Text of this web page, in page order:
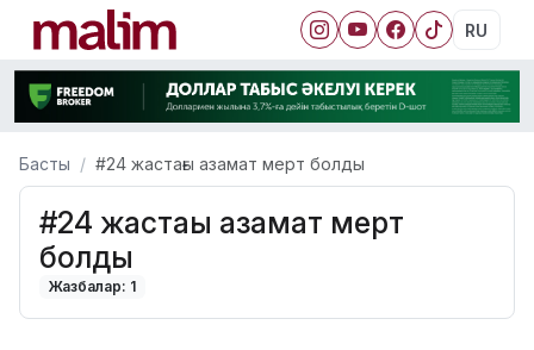
RU
Басты #24 жастағы азамат мерт болды
#24 жастағы азамат мерт
болды
Жазбалар: 1